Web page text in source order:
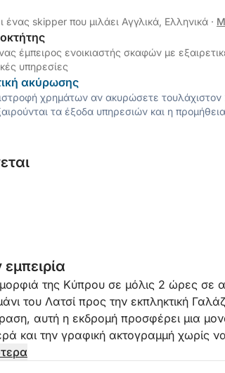
skipper που μιλάει Αγγλικά, Ελληνικά ·
έμπειρος ενοικιαστής σκαφών με
υπηρεσίες
ακύρωσης
χρημάτων αν ακυρώσετε
τα έξοδα υπηρεσιών και η
της Κύπρου σε μόλις 2 ώρες σε
του Λατσί προς την εκπληκτική
αυτή η εκδρομή προσφέρει μια
και την γραφική ακτογραμμή χωρίς
για μια αναζωογονητική